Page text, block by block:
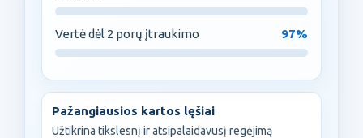
Vertė dėl 2 porų įtraukimo 97%
Pažangiausios kartos lęšiai
Užtikrina tikslesnį ir atsipalaidavusį regėjimą